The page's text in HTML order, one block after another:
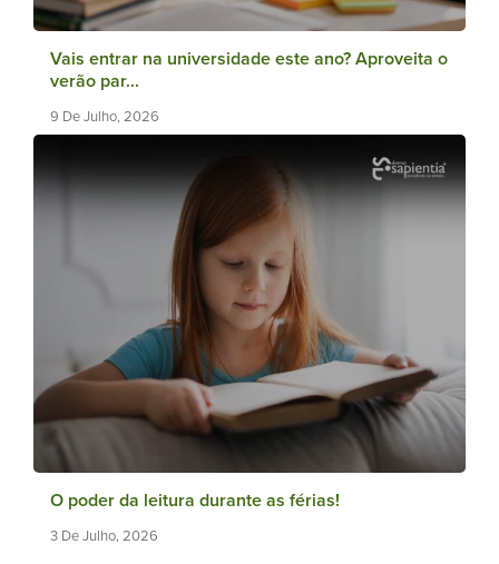
Vais entrar na universidade este ano? Aproveita o
verão par...
9 De Julho, 2026
O poder da leitura durante as férias!
3 De Julho, 2026